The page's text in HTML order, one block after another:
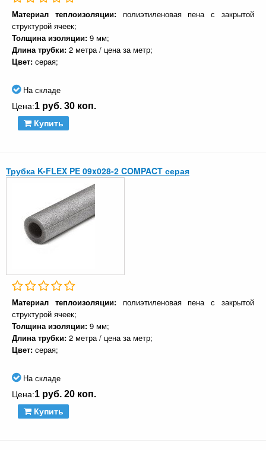
Материал теплоизоляции: полиэтиленовая пена с закрытой
структурой ячеек;
Толщина изоляции: 9 мм;
Длина трубки: 2 метра / цена за метр;
Цвет: серая;
На складе
Цена:1 руб. 30 коп.
Купить
Трубка K-FLEX PE 09x028-2 COMPACT серая
Материал теплоизоляции: полиэтиленовая пена с закрытой
структурой ячеек;
Толщина изоляции: 9 мм;
Длина трубки: 2 метра / цена за метр;
Цвет: серая;
На складе
Цена:1 руб. 20 коп.
Купить